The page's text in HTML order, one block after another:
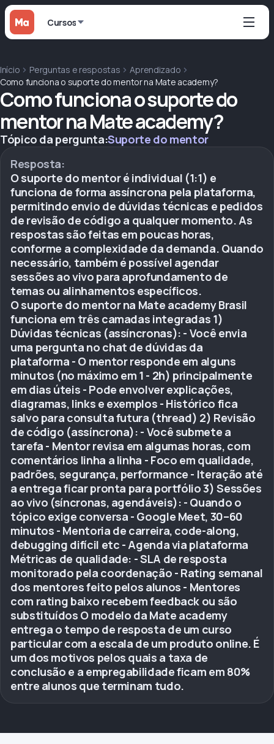
Cursos
Início Perguntas e respostas
Aprendizado
Como funciona o suporte do mentor na Mate academy?
Como funciona o suporte do
mentor na Mate academy?
Tópico da pergunta:Suporte do mentor
Resposta:
O suporte do mentor é individual (1:1) e
funciona de forma assíncrona pela plataforma,
permitindo envio de dúvidas técnicas e pedidos
de revisão de código a qualquer momento. As
respostas são feitas em poucas horas,
conforme a complexidade da demanda. Quando
necessário, também é possível agendar
sessões ao vivo para aprofundamento de
temas ou alinhamentos específicos.
O suporte do mentor na Mate academy Brasil
funciona em três camadas integradas 1)
Dúvidas técnicas (assíncronas): - Você envia
uma pergunta no chat de dúvidas da
plataforma - O mentor responde em alguns
minutos (no máximo em 1 - 2h) principalmente
em dias úteis - Pode envolver explicações,
diagramas, links e exemplos - Histórico fica
salvo para consulta futura (thread) 2) Revisão
de código (assíncrona): - Você submete a
tarefa - Mentor revisa em algumas horas, com
comentários linha a linha - Foco em qualidade,
padrões, segurança, performance - Iteração até
a entrega ficar pronta para portfólio 3) Sessões
ao vivo (síncronas, agendáveis): - Quando o
tópico exige conversa - Google Meet, 30–60
minutos - Mentoria de carreira, code-along,
debugging difícil etc - Agenda via plataforma
Métricas de qualidade: - SLA de resposta
monitorado pela coordenação - Rating semanal
dos mentores feito pelos alunos - Mentores
com rating baixo recebem feedback ou são
substituídos O modelo da Mate academy
entrega o tempo de resposta de um curso
particular com a escala de um produto online. É
um dos motivos pelos quais a taxa de
conclusão e a empregabilidade ficam em 80%
entre alunos que terminam tudo.